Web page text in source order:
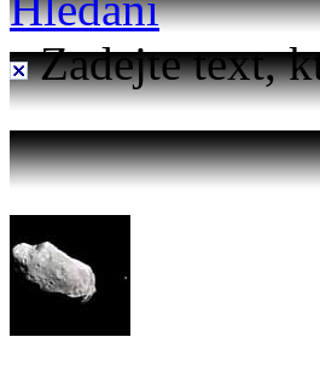
Zadejte text,